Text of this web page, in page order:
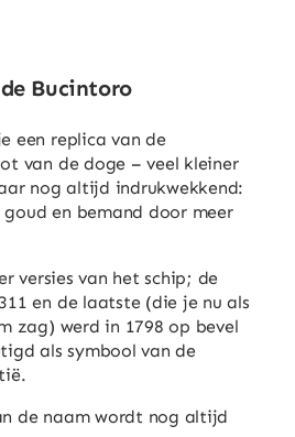
Bucintoro
een replica van de
van de doge – veel kleiner
nog altijd indrukwekkend:
en bemand door meer
versies van het schip; de
en de laatste (die je nu als
zag) werd in 1798 op bevel
als symbool van de
de naam wordt nog altijd